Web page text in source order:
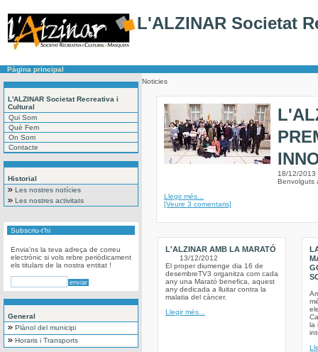
L'ALZINAR Societat
Pàgina principal
L'ALZINAR Societat Recreativa i
Cultural
Qui Som
Què Fem
On Som
Contacte
Historial
Les nostres notícies
Les nostres activitats
Subscriu-t'hi
Envia'ns la teva adreça de correu
electrònic si vols rebre periòdicament
els titulars de la nostra entitat !
General
Plànol del municipi
Horaris i Transports
Noticies
18/12/2013
Benvolguts
Llegir més...
[Veure 3 comentaris]
L'ALZINAR AMB LA MARATÓ
13/12/2012
El proper diumenge dia 16 de
desembreTV3 organitza com cada
any una Marató benefica, aquest
any dedicada a lluitar contra la
malatia del càncer.
Llegir més...
la